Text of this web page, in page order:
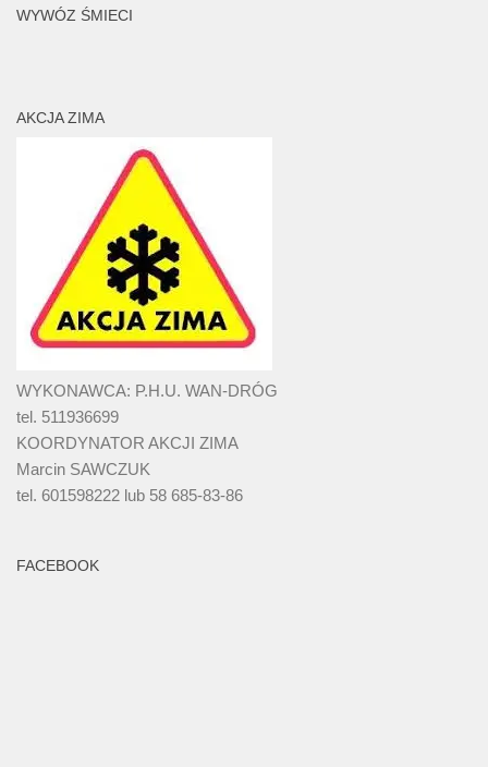
WYWÓZ ŚMIECI
AKCJA ZIMA
WYKONAWCA: P.H.U. WAN-DRÓG
tel. 511936699
KOORDYNATOR AKCJI ZIMA
Marcin SAWCZUK
tel. 601598222 lub 58 685-83-86
FACEBOOK